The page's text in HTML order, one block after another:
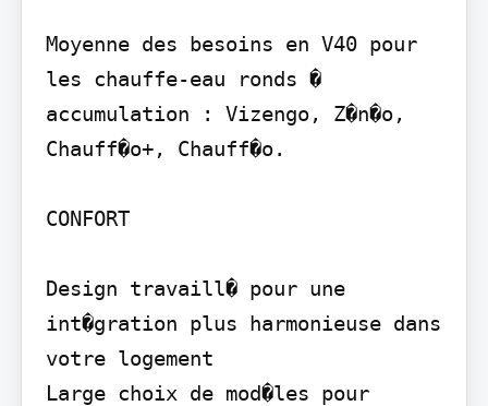
Moyenne des besoins en V40 pour
les chauffe-eau ronds �
accumulation : Vizengo, Z�n�o,
Chauff�o+, Chauff�o.
CONFORT
Design travaill� pour une
int�gration plus harmonieuse dans
votre logement
Large choix de mod�les pour